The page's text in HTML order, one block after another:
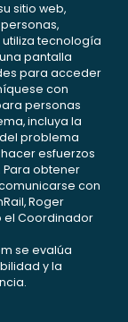
sitio web,
tecnología
pantalla
para acceder
con
personas
incluya la
problema
esfuerzos
obtener
con
Roger
el Coordinador
se evalúa
y la